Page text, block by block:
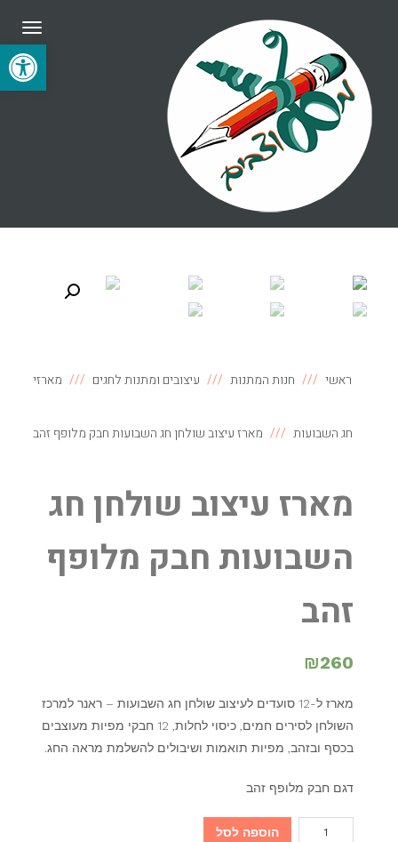
ראשי חנות המתנות עיצובים ומתנות לחגים מארזי
חג השבועות מארז עיצוב שולחן חג השבועות חבק מלופף זהב
מארז עיצוב שולחן חג
השבועות חבק מלופף
זהב
₪260
מארז ל-12 סועדים לעיצוב שולחן חג השבועות – ראנר למרכז
השולחן לסירים חמים, כיסוי לחלות, 12 חבקי מפיות מעוצבים
בכסף ובזהב, מפיות תואמות ושיבולים להשלמת מראה החג.
דגם חבק מלופף זהב
כמות
הוספה לסל
פתח